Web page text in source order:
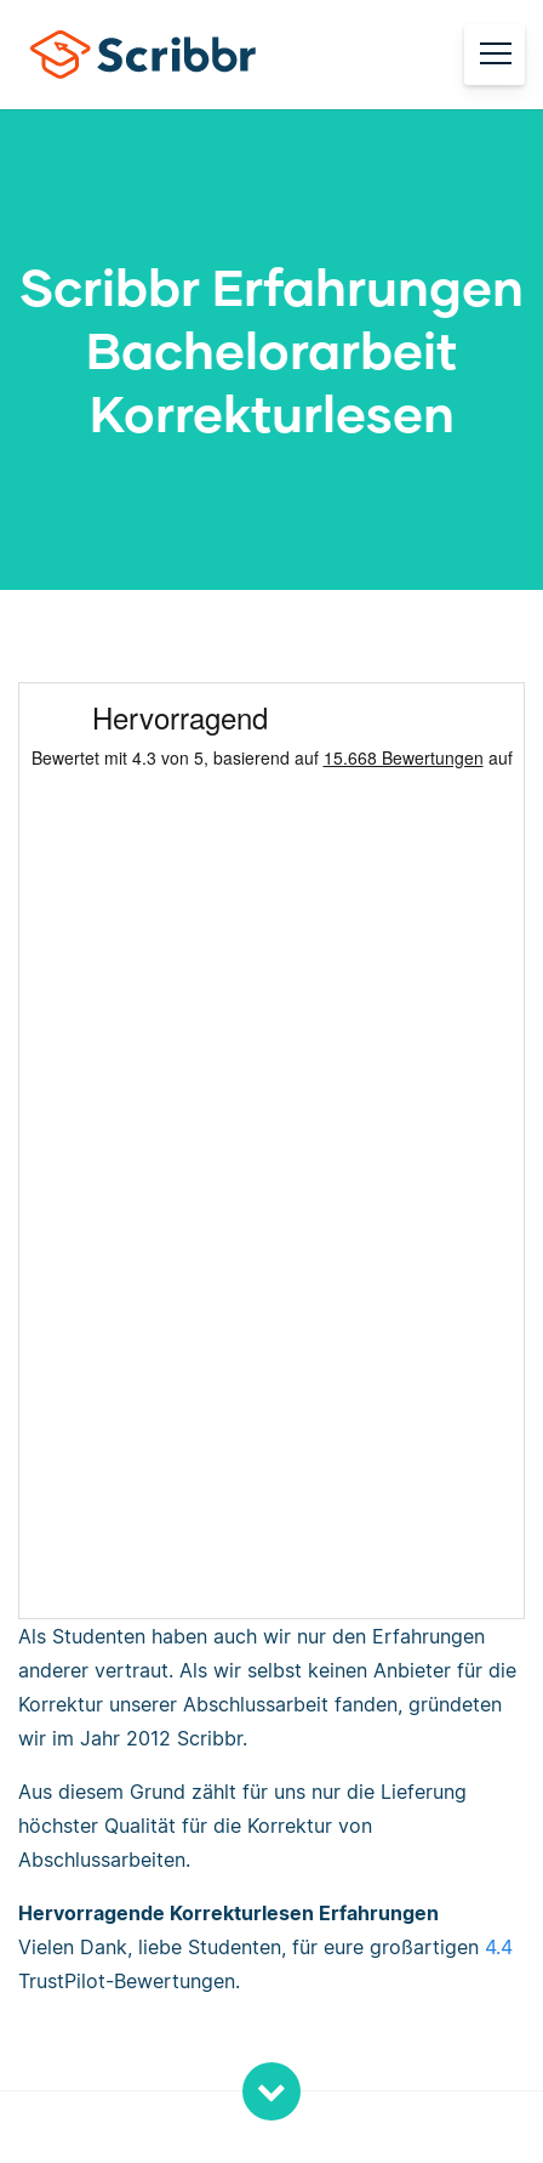
Scribbr Erfahrungen
Bachelorarbeit
Korrekturlesen
Als Studenten haben auch wir nur den Erfahrungen
anderer vertraut. Als wir selbst keinen Anbieter für die
Korrektur unserer Abschlussarbeit fanden, gründeten
wir im Jahr 2012 Scribbr.
Aus diesem Grund zählt für uns nur die Lieferung
höchster Qualität für die Korrektur von
Abschlussarbeiten.
Hervorragende Korrekturlesen Erfahrungen
Vielen Dank, liebe Studenten, für eure großartigen 4.4
TrustPilot-Bewertungen.